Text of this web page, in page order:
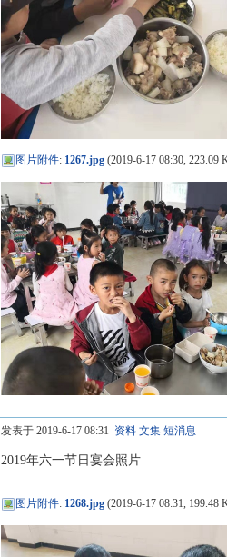
图片附件: 1267.jpg (2019-6-17 08:30, 223.09
发表于 2019-6-17 08:31 资料 文集 短消息
2019年六一节日宴会照片
图片附件: 1268.jpg (2019-6-17 08:31, 199.48